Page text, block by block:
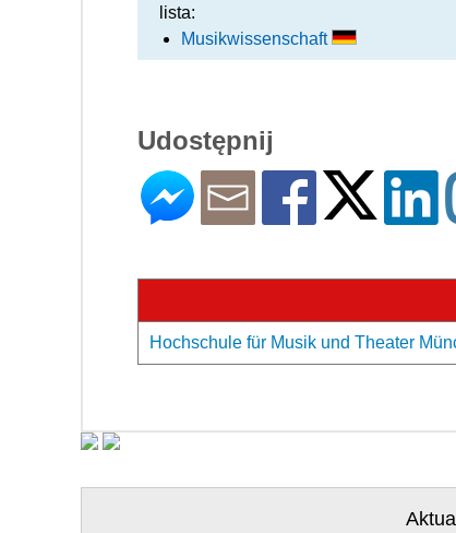
lista:
Musikwissenschaft
Udostępnij
Hochschule für Musik und Theater